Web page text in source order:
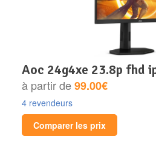
aoc 24g4xe 23.8p fhd
à partir de99.00€
4 revendeurs
Comparer les prix